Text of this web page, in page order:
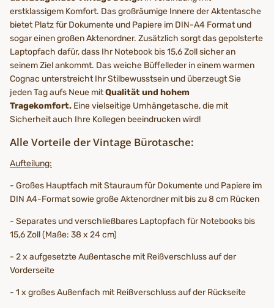
erstklassigem Komfort. Das großräumige Innere der Aktentasche
bietet Platz für Dokumente und Papiere im DIN-A4 Format und
sogar einen großen Aktenordner. Zusätzlich sorgt das gepolsterte
Laptopfach dafür, dass Ihr Notebook bis 15,6 Zoll sicher an
seinem Ziel ankommt. Das weiche Büffelleder in einem warmen
Cognac unterstreicht Ihr Stilbewusstsein und überzeugt Sie
jeden Tag aufs Neue mitQualität und hohem
Tragekomfort. Eine vielseitige Umhängetasche, die mit
Sicherheit auch Ihre Kollegen beeindrucken wird!
Alle Vorteile der Vintage Bürotasche:
Aufteilung:
- Großes Hauptfach mit Stauraum für Dokumente und Papiere im
DIN A4-Format sowie große Aktenordner mit bis zu 8 cm Rücken
- Separates und verschließbares Laptopfach für Notebooks bis
15,6 Zoll (Maße: 38 x 24 cm)
- 2 x aufgesetzte Außentasche mit Reißverschluss auf der
Vorderseite
- 1 x großes Außenfach mit Reißverschluss auf der Rückseite